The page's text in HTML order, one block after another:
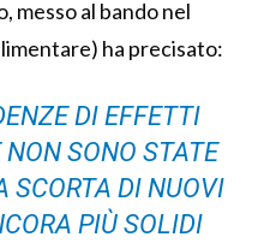
messo al bando nel
ha precisato:
DI EFFETTI
SONO STATE
SCORTA DI NUOVI
PIÙ SOLIDI